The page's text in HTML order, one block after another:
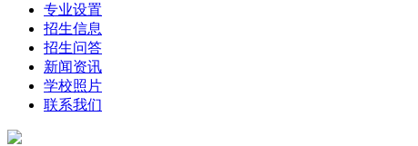
专业设置
招生信息
招生问答
新闻资讯
学校照片
联系我们